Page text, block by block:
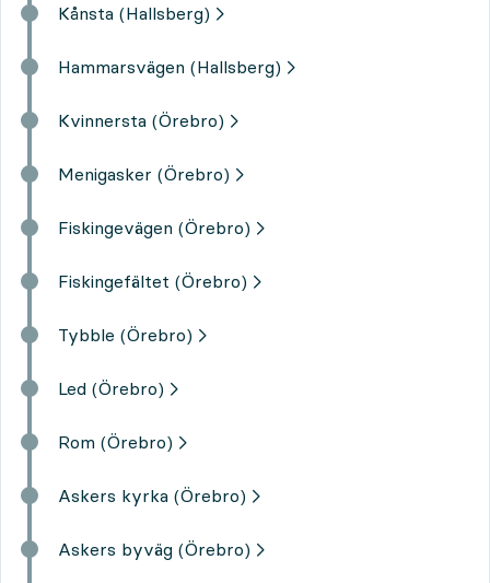
Kånsta (Hallsberg)
Hammarsvägen (Hallsberg)
Kvinnersta (Örebro)
Menigasker (Örebro)
Fiskingevägen (Örebro)
Fiskingefältet (Örebro)
Tybble (Örebro)
Led (Örebro)
Rom (Örebro)
Askers kyrka (Örebro)
Askers byväg (Örebro)